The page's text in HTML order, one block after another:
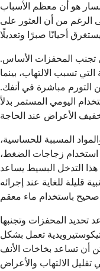
هو أن معظم الأسباب
الرغم من أن العثور على
تجنب المحفزات الأساس.
تسبب الالتهاب، بينما
التورم مباشرة في أنفك.
اليومي المستمر بدلاً
المسببة للحساسية،
زجاجات الضغط،
هذا التدخل البسيط يساعد
قليلة للغاية عند إجرائه
تحديد المحفزات وتجنبها
تعمل بشكل
أن تساعد بخاخات الأنف
تقليل الالتهاب والأعراض